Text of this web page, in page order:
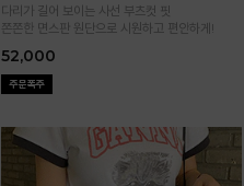
다리가 길어 보이는 사선 부츠컷 핏
쫀쫀한 면스판 원단으로 시원하고 편안하게!
52,000